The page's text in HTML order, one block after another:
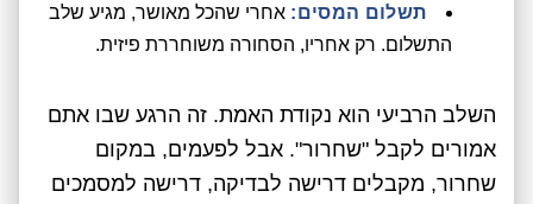
תשלום המסים: אחרי שהכל מאושר, מגיע שלב
התשלום. רק אחריו, הסחורה משוחררת פיזית.
השלב הרביעי הוא נקודת האמת. זה הרגע שבו אתם
אמורים לקבל "שחרור". אבל לפעמים, במקום
שחרור, מקבלים דרישה לבדיקה, דרישה למסמכים